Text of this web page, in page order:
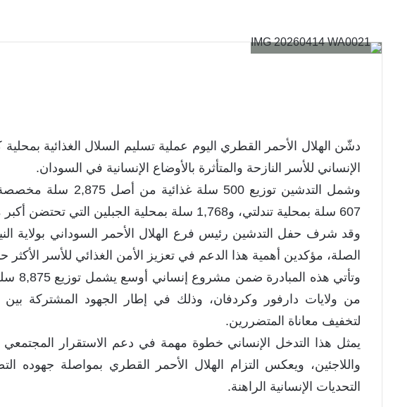
دشّن الهلال الأحمر القطري اليوم عملية تسليم السلال الغذائية
الإنساني للأسر النازحة والمتأثرة بالأوضاع الإنسانية في السودان.
وشمل التدشين توزيع
607 سلة بمحلية تندلتي، و1,768 سلة بمحلية الجبلين التي تحتضن أكبر معسكر للاجئين بالمنطقة.
وقد شرف حفل التدشين رئيس فرع الهلال الأحمر السوداني بولاية
الصلة، مؤكدين أهمية هذا الدعم في تعزيز الأمن الغذائي للأسر الأكثر
من ولايات دارفور وكردفان، وذلك في إطار الجهود المشتركة بين
لتخفيف معاناة المتضررين.
يمثل هذا التدخل الإنساني خطوة مهمة في دعم الاستقرار
واللاجئين، ويعكس التزام الهلال الأحمر القطري بمواصلة جهوده
التحديات الإنسانية الراهنة.